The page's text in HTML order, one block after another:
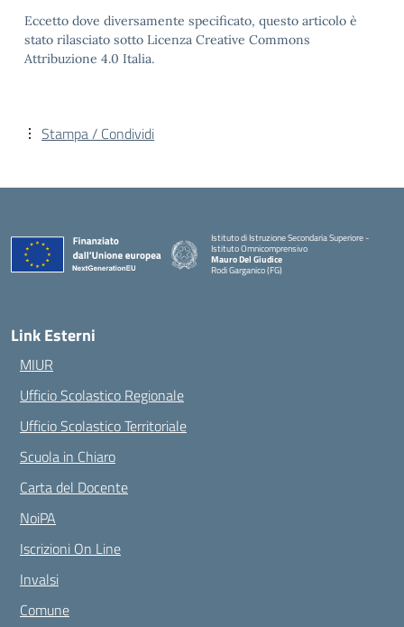
Eccetto dove diversamente specificato, questo articolo è
stato rilasciato sotto Licenza Creative Commons
Attribuzione 4.0 Italia.
Stampa / Condividi
Istituto di Istruzione Secondaria Superiore -
Istituto Omnicomprensivo
Mauro Del Giudice
Rodi Garganico (FG)
— Visita la pagina iniziale della scuola
Link Esterni
MIUR
Ufficio Scolastico Regionale
Ufficio Scolastico Territoriale
Scuola in Chiaro
Carta del Docente
NoiPA
Iscrizioni On Line
Invalsi
Comune